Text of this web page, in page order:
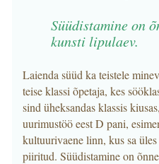
Süüdistamine on
kunsti lipulaev.
Laienda süüd ka teistele
teise klassi õpetaja, kes
sind üheksandas klassis
uurimustöö eest D pani,
kultuurivaene linn, kus sa
piiritud. Süüdistamine on